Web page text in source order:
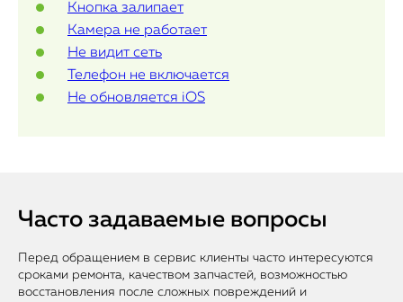
Статьи
Кнопка залипает
Камера не работает
Не видит сеть
Телефон не включается
Не обновляется iOS
Часто задаваемые вопросы
Перед обращением в сервис клиенты часто интересуются
сроками ремонта, качеством запчастей, возможностью
восстановления после сложных повреждений и